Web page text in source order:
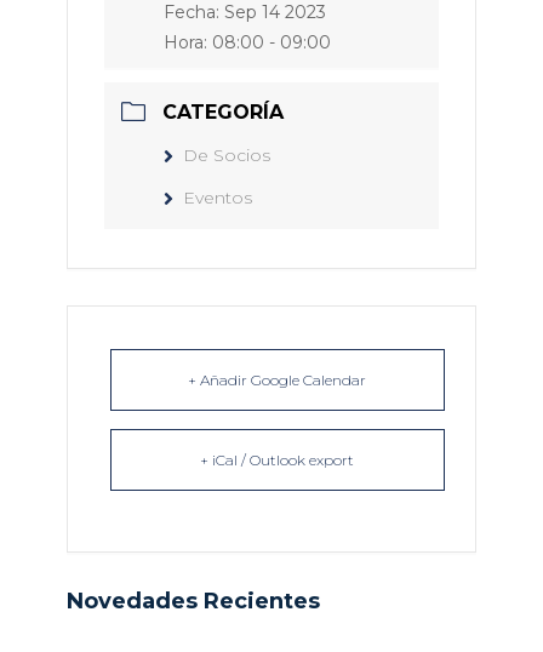
Fecha: Sep 14 2023
Hora: 08:00 - 09:00
CATEGORÍA
De Socios
Eventos
+ Añadir Google Calendar
+ iCal / Outlook export
Novedades Recientes